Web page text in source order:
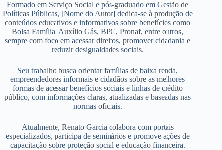
Formado em Serviço Social e pós-graduado em Gestão de
Políticas Públicas, [Nome do Autor] dedica-se à produção de
conteúdos educativos e informativos sobre benefícios como
Bolsa Família, Auxílio Gás, BPC, Pronaf, entre outros,
sempre com foco em acessar direitos, promover cidadania e
reduzir desigualdades sociais.
Seu trabalho busca orientar famílias de baixa renda,
empreendedores informais e cidadãos sobre as melhores
formas de acessar benefícios sociais e linhas de crédito
público, com informações claras, atualizadas e baseadas nas
normas oficiais.
Atualmente, Renato Garcia colabora com portais
especializados, participa de seminários e promove ações de
capacitação sobre proteção social e educação financeira.